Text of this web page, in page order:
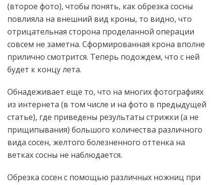
(второе фото), чтобы понять, как обрезка сосны
повлияла на внешний вид кроны, то видно, что
отрицательная сторона проделанной операции
совсем не заметна. Сформированная крона вполне
прилично смотрится. Теперь подождем, что с ней
будет к концу лета.
Обнадеживает еще то, что на многих фотографиях
из интернета (в том числе и на фото в предыдущей
статье), где приведены результаты стрижки (а не
прищипывания) большого количества различного
вида сосен, желтого болезненного оттенка на
ветках сосны не наблюдается.
Обрезка сосен с помощью различных ножниц при